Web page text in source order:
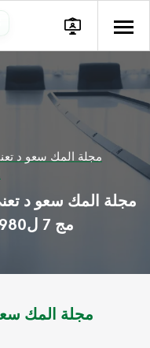
مجلة المك سعو د
مج 7 ل1980 - مج 2 ل 1996